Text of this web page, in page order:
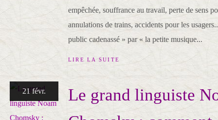
empêchée, souffrance au travail, perte de sens
annulations de trains, accidents pour les
public cadenassé » par « la petite musique...
LIRE LA SUITE
21 févr.
Le grand linguiste